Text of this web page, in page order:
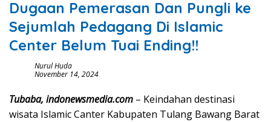
Dugaan Pemerasan Dan Pungli ke
Sejumlah Pedagang Di Islamic
Center Belum Tuai Ending!!
Nurul Huda
November 14, 2024
Tubaba, indonewsmedia.com – Keindahan destinasi
wisata Islamic Canter Kabupaten Tulang Bawang Barat